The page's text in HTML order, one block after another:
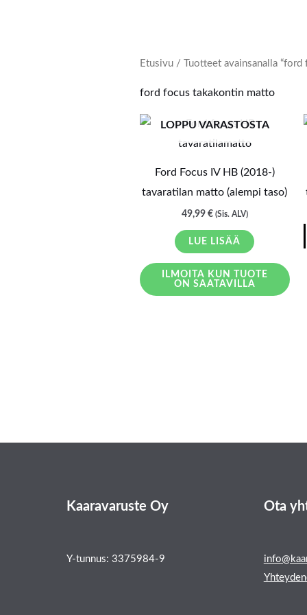
Etusivu/ Tuotteet avainsanalla “ford
ford focus takakontin matto
LOPPU VARASTOSTA
Ford Focus IV HB (2018-)
tavaratilan matto (alempi taso)
49,99 € (Sis. ALV)
LUE LISÄÄ
ILMOITA KUN TUOTE
ON SAATAVILLA
Kaaravaruste Oy
Y-tunnus: 3375984-9
Ota